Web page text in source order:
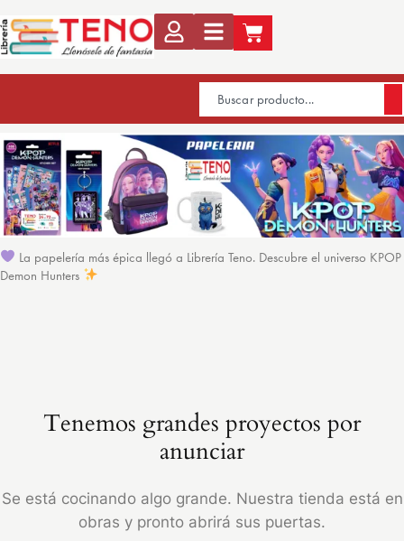
La papelería más épica llegó a Librería Teno. Descubre el universo KPOP
Demon Hunters
Tenemos grandes proyectos por
anunciar
Se está cocinando algo grande. Nuestra tienda está en
obras y pronto abrirá sus puertas.